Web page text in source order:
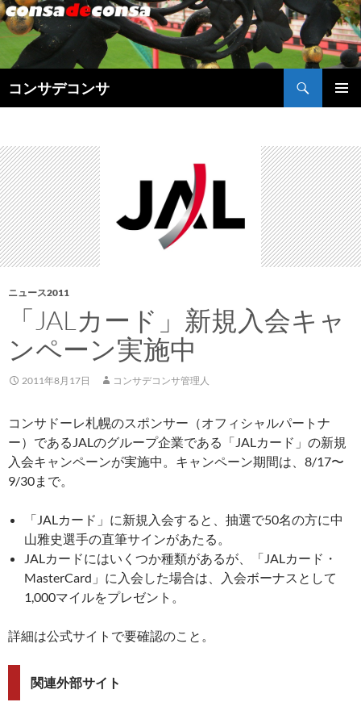
コンサデコンサ
索
ン
ツ
へ
ス
キ
ッ
プ
ニュース2011
「JALカード」新規入会キャ
ンペーン実施中
2011年8月17日 コンサデコンサ管理人
コンサドーレ札幌のスポンサー（オフィシャルパートナ
ー）であるJALのグループ企業である「JALカード」の新規
入会キャンペーンが実施中。キャンペーン期間は、8/17〜
9/30まで。
「JALカード」に新規入会すると、抽選で50名の方に中
山雅史選手の直筆サインがあたる。
JALカードにはいくつか種類があるが、「JALカード・
MasterCard」に入会した場合は、入会ボーナスとして
1,000マイルをプレゼント。
詳細は公式サイトで要確認のこと。
関連外部サイト